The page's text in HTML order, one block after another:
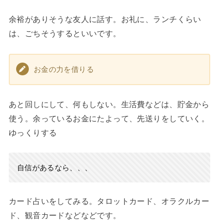
余裕がありそうな友人に話す。お礼に、ランチくらい
は、ごちそうするといいです。
お金の力を借りる
あと回しにして、何もしない。生活費などは、貯金から
使う。余っているお金にたよって、先送りをしていく。
ゆっくりする
自信があるなら、、、
カード占いをしてみる。タロットカード、オラクルカー
ド、観音カードなどなどです。